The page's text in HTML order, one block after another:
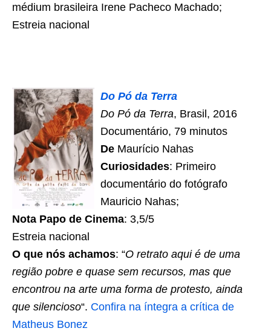
médium brasileira Irene Pacheco Machado;
Estreia nacional
Do Pó da Terra
Do Pó da Terra, Brasil, 2016
Documentário, 79 minutos
De Maurício Nahas
Curiosidades: Primeiro
documentário do fotógrafo
Mauricio Nahas;
Nota Papo de Cinema: 3,5/5
Estreia nacional
O que nós achamos: “O retrato aqui é de uma
região pobre e quase sem recursos, mas que
encontrou na arte uma forma de protesto, ainda
que silencioso“. Confira na íntegra a crítica de
Matheus Bonez